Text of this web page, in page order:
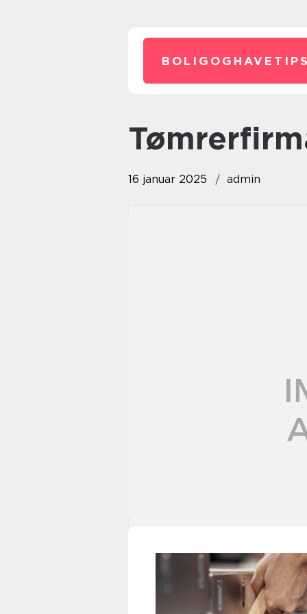
16 januar 2025 admin